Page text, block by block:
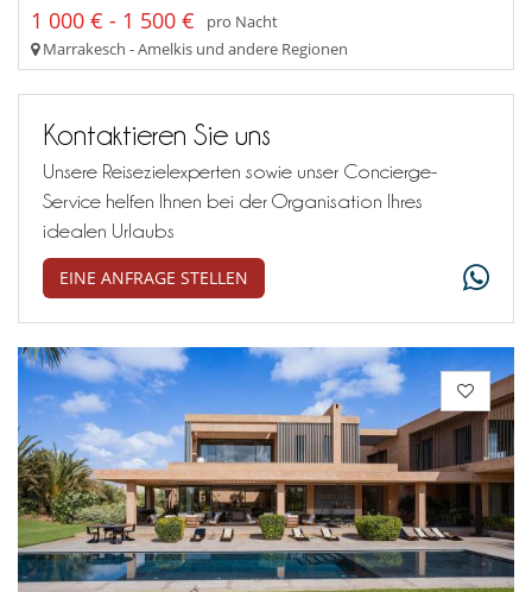
1 000 € - 1 500 €
pro Nacht
Marrakesch - Amelkis und andere Regionen
Kontaktieren Sie uns
Unsere Reisezielexperten sowie unser Concierge-
Service helfen Ihnen bei der Organisation Ihres
idealen Urlaubs
EINE ANFRAGE STELLEN